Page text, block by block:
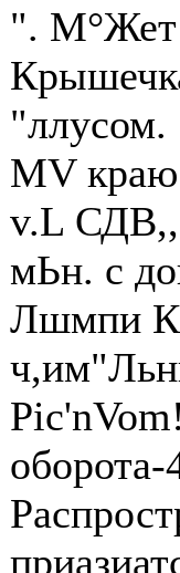
". М°Жет
"ллусом.
MV
v.L
мЬн. с
Лшмпи